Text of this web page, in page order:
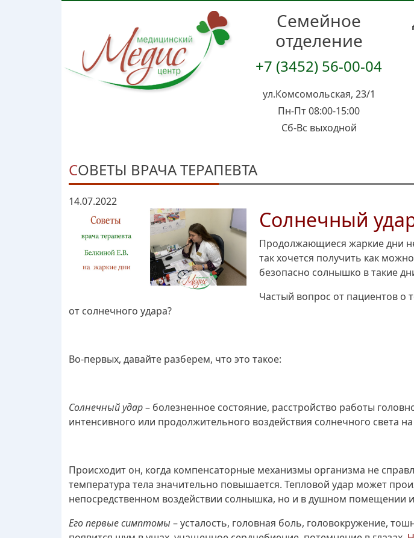
Семейное
отделение
+7 (3452) 56-00-04
ул.Комсомольская, 23/1
Пн-Пт 08:00-15:00
Сб-Вс выходной
СОВЕТЫ ВРАЧА ТЕРАПЕВТА
14.07.2022
Солнечный
Продолжающиеся жаркие дни
так хочется получить как
безопасно солнышко в такие
Частый вопрос от пациентов о
от солнечного удара?
Во-первых, давайте разберем, что это такое:
Солнечный удар– болезненное состояние, расстройство работы
интенсивного или продолжительного воздействия солнечного света
Происходит он, когда компенсаторные механизмы организма не
температура тела значительно повышается. Тепловой удар может
непосредственном воздействии солнышка, но и в душном помещении
Его первые симптомы – усталость, головная боль, головокружение,